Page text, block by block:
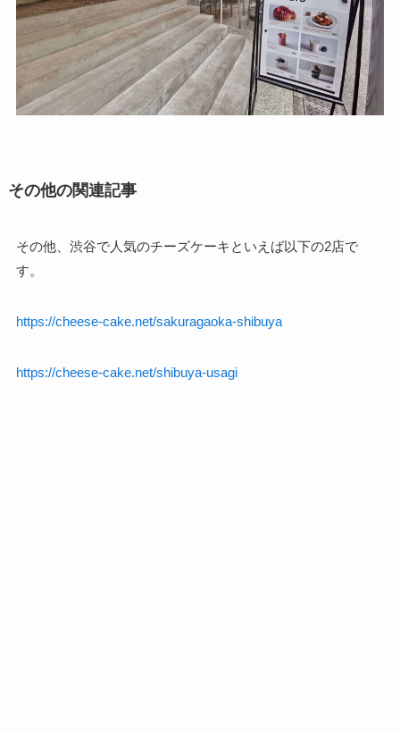
その他の関連記事
その他、渋谷で人気のチーズケーキといえば以下の2店で
す。
https://cheese-cake.net/sakuragaoka-shibuya
https://cheese-cake.net/shibuya-usagi